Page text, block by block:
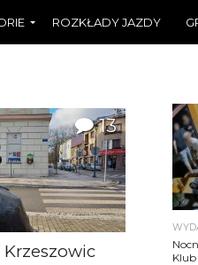
ROZKŁADY JAZDY
13